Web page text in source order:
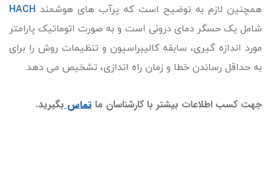
همچنین لازم به توضیح است که پرآب های هوشمند HACH
شامل یک حسگر دمای درونی است و به صورت اتوماتیک پارامتر
مورد اندازه گیری، سابقه کالیبراسیون و تنظیمات روش را برای
به حداقل رساندن خطا و زمان راه اندازی، تشخیص می دهد.
جهت کسب اطلاعات بیشتر با کارشناسان ما تماسبگیرید.